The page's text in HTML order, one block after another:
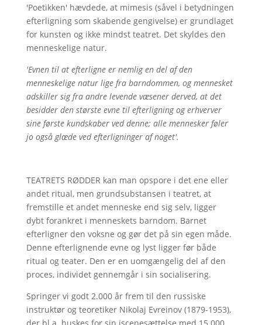
'Poetikken' hævdede, at mimesis (såvel i betydningen
efterligning som skabende gengivelse) er grundlaget
for kunsten og ikke mindst teatret. Det skyldes den
menneskelige natur.
'Evnen til at efterligne er nemlig en del af den
menneskelige natur lige fra barndommen, og mennesket
adskiller sig fra andre levende væsener derved, at det
besidder den største evne til efterligning og erhverver
sine første kundskaber ved denne; alle mennesker føler
jo også glæde ved efterligninger af noget'.
TEATRETS RØDDER kan man opspore i det ene eller
andet ritual, men grundsubstansen i teatret, at
fremstille et andet menneske end sig selv, ligger
dybt forankret i menneskets barndom. Barnet
efterligner den voksne og gør det på sin egen måde.
Denne efterlignende evne og lyst ligger før både
ritual og teater. Den er en uomgængelig del af den
proces, individet gennemgår i sin socialisering.
Springer vi godt 2.000 år frem til den russiske
instruktør og teoretiker Nikolaj Evreinov (1879-1953),